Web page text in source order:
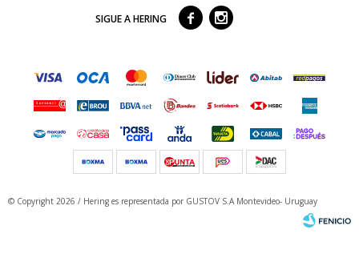
SIGUE A HERING  
© Copyright 2026 / Hering es representada por GUSTOV S.A Montevideo- Uruguay